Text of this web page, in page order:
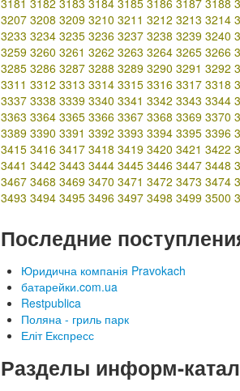
3181 3182 3183 3184 3185 3186 3187 3188
3207 3208 3209 3210 3211 3212 3213 3214
3233 3234 3235 3236 3237 3238 3239 3240
3259 3260 3261 3262 3263 3264 3265 3266
3285 3286 3287 3288 3289 3290 3291 3292
3311 3312 3313 3314 3315 3316 3317 3318
3337 3338 3339 3340 3341 3342 3343 3344
3363 3364 3365 3366 3367 3368 3369 3370
3389 3390 3391 3392 3393 3394 3395 3396
3415 3416 3417 3418 3419 3420 3421 3422
3441 3442 3443 3444 3445 3446 3447 3448
3467 3468 3469 3470 3471 3472 3473 3474
3493 3494 3495 3496 3497 3498 3499 3500
Последние
Юридична компанія Pravokach
батарейки.com.ua
Restpublica
Поляна - гриль парк
Еліт Експресс
Разделы информ-